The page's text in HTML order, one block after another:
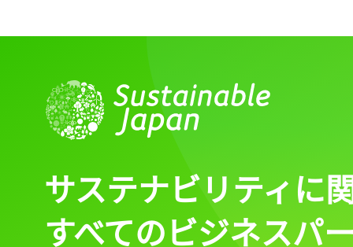
サステナビリティに
すべてのビジネスパ